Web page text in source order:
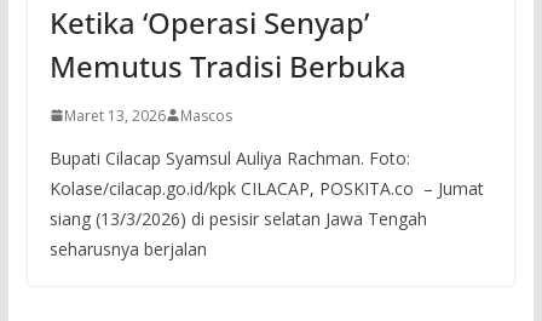
Ketika ‘Operasi Senyap’
Memutus Tradisi Berbuka
Maret 13, 2026 Mascos
Bupati Cilacap Syamsul Auliya Rachman. Foto:
Kolase/cilacap.go.id/kpk CILACAP, POSKITA.co – Jumat
siang (13/3/2026) di pesisir selatan Jawa Tengah
seharusnya berjalan